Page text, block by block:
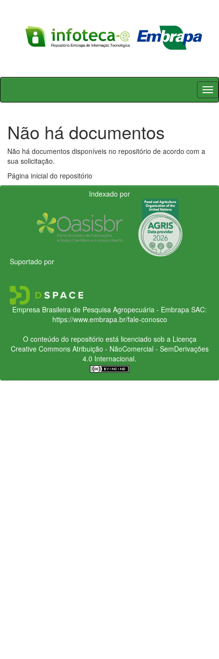
Skip
Não há documentos
Não há documentos disponíveis no repositório de acordo com a
sua solicitação.
Página inicial do repositório
Indexado por
Suportado por
Empresa Brasileira de Pesquisa Agropecuária - Embrapa SAC:
https://www.embrapa.br/fale-conosco
O conteúdo do repositório está licenciado sob a Licença
Creative CommonsAtribuição - NãoComercial - SemDerivações
4.0 Internacional.